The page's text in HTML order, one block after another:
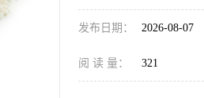
发布日期： 2026-08-07
阅 读 量： 321